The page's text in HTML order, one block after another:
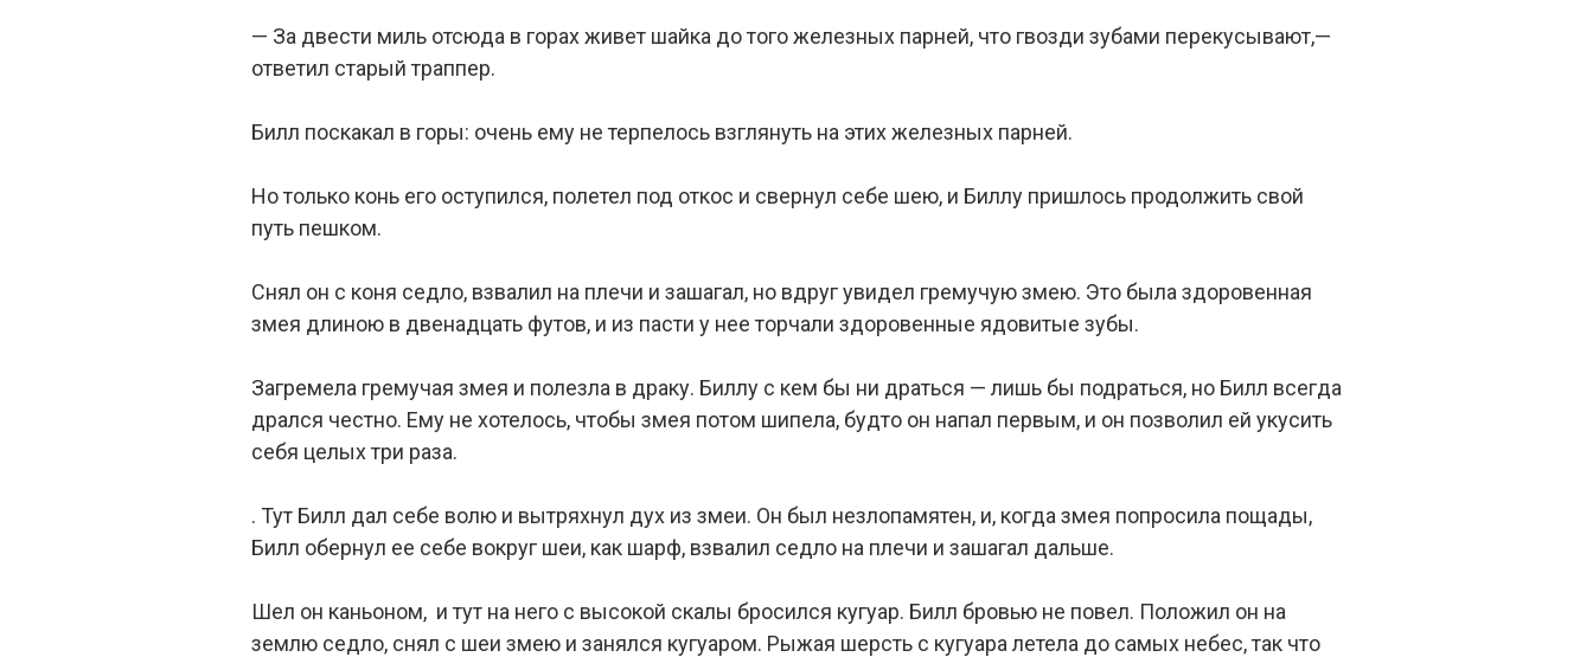
— За двести миль отсюда в горах живет шайка до того железных парней, что гвозди зубами перекусывают,—
ответил старый траппер.
Билл поскакал в горы: очень ему не терпелось взглянуть на этих железных парней.
Но только конь его оступился, полетел под откос и свернул себе шею, и Биллу пришлось продолжить свой
путь пешком.
Снял он с коня седло, взвалил на плечи и зашагал, но вдруг увидел гремучую змею. Это была здоровенная
змея длиною в двенадцать футов, и из пасти у нее торчали здоровенные ядовитые зубы.
Загремела гремучая змея и полезла в драку. Биллу с кем бы ни драться — лишь бы подраться, но Билл всегда
дрался честно. Ему не хотелось, чтобы змея потом шипела, будто он напал первым, и он позволил ей укусить
себя целых три раза.
. Тут Билл дал себе волю и вытряхнул дух из змеи. Он был незлопамятен, и, когда змея попросила пощады,
Билл обернул ее себе вокруг шеи, как шарф, взвалил седло на плечи и зашагал дальше.
Шел он каньоном, и тут на него с высокой скалы бросился кугуар. Билл бровью не повел. Положил он на
землю седло, снял с шеи змею и занялся кугуаром. Рыжая шерсть с кугуара летела до самых небес, так что